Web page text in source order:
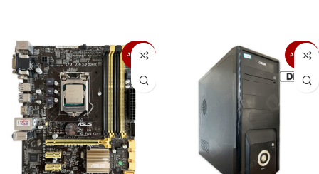
ناموجود ناموجود